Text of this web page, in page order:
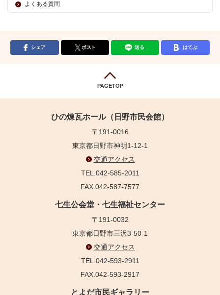
よくある質問
シェア ポスト 送る はてぶ
PAGETOP
ひの煉瓦ホール（日野市民会館）
〒191-0016
東京都日野市神明1-12-1
交通アクセス
TEL.042-585-2011
FAX.042-587-7577
七生公会堂・七生福祉センター
〒191-0032
東京都日野市三沢3-50-1
交通アクセス
TEL.042-593-2911
FAX.042-593-2917
とよだ市民ギャラリー